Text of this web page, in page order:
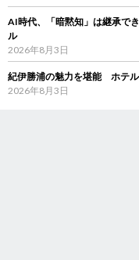
AI時代、「暗黙知」は継承で
ル
2026年8月3日
紀伊勝浦の魅力を堪能 ホテ
2026年8月3日